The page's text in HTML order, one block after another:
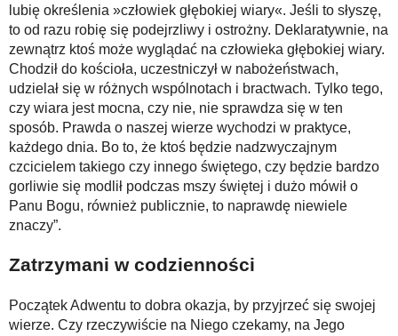
lubię określenia »człowiek głębokiej wiary«. Jeśli to słyszę,
to od razu robię się podejrzliwy i ostrożny. Deklaratywnie, na
zewnątrz ktoś może wyglądać na człowieka głębokiej wiary.
Chodził do kościoła, uczestniczył w nabożeństwach,
udzielał się w różnych wspólnotach i bractwach. Tylko tego,
czy wiara jest mocna, czy nie, nie sprawdza się w ten
sposób. Prawda o naszej wierze wychodzi w praktyce,
każdego dnia. Bo to, że ktoś będzie nadzwyczajnym
czcicielem takiego czy innego świętego, czy będzie bardzo
gorliwie się modlił podczas mszy świętej i dużo mówił o
Panu Bogu, również publicznie, to naprawdę niewiele
znaczy”.
Zatrzymani w codzienności
Początek Adwentu to dobra okazja, by przyjrzeć się swojej
wierze. Czy rzeczywiście na Niego czekamy, na Jego